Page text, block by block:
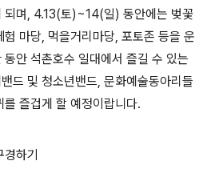
되며, 4.13(토)~14(일) 동안에는 벚꽃
마당, 먹을거리마당, 포토존 등을 운
안 석촌호수 일대에서 즐길 수 있는
드 및 청소년밴드, 문화예술동아리들
즐겁게 할 예정이랍니다.
하기